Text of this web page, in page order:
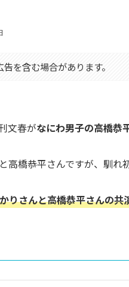
告を含む場合があります。
文春がなにわ男子の高橋恭
高橋恭平さんですが、馴れ
りさんと高橋恭平さんの共